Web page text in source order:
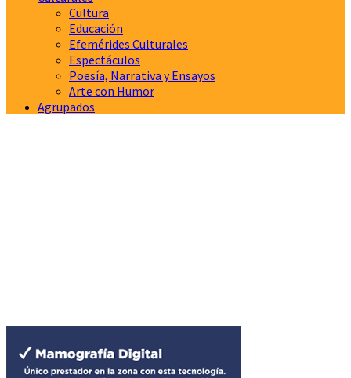
Cultura
Educación
Efemérides Culturales
Espectáculos
Poesía, Narrativa y Ensayos
Arte con Humor
Agrupados